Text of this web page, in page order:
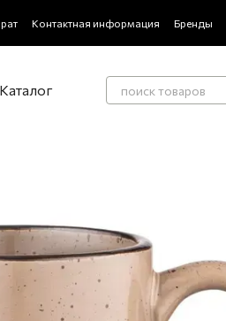
Контактная информация Бренды
Каталог